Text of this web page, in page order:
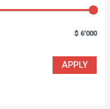
$ 6'000
APPLY